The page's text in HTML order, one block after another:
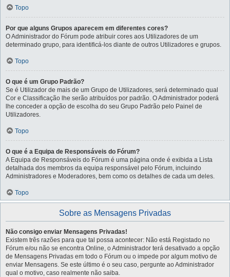
Topo
Por que alguns Grupos aparecem em diferentes cores?
O Administrador do Fórum pode atribuir cores aos Utilizadores de um
determinado grupo, para identificá-los diante de outros Utilizadores e grupos.
Topo
O que é um Grupo Padrão?
Se é Utilizador de mais de um Grupo de Utilizadores, será determinado qual
Cor e Classificação lhe serão atribuídos por padrão. O Administrador poderá
lhe conceder a opção de escolha do seu Grupo Padrão pelo Painel de
Utilizadores.
Topo
O que é a Equipa de Responsáveis do Fórum?
A Equipa de Responsáveis do Fórum é uma página onde é exibida a Lista
detalhada dos membros da equipa responsável pelo Fórum, incluindo
Administradores e Moderadores, bem como os detalhes de cada um deles.
Topo
Sobre as Mensagens Privadas
Não consigo enviar Mensagens Privadas!
Existem três razões para que tal possa acontecer: Não está Registado no
Fórum e/ou não se encontra Online, o Administrador terá desativado a opção
de Mensagens Privadas em todo o Fórum ou o impede por algum motivo de
enviar Mensagens. Se este último é o seu caso, pergunte ao Administrador
qual o motivo, caso realmente não saiba.